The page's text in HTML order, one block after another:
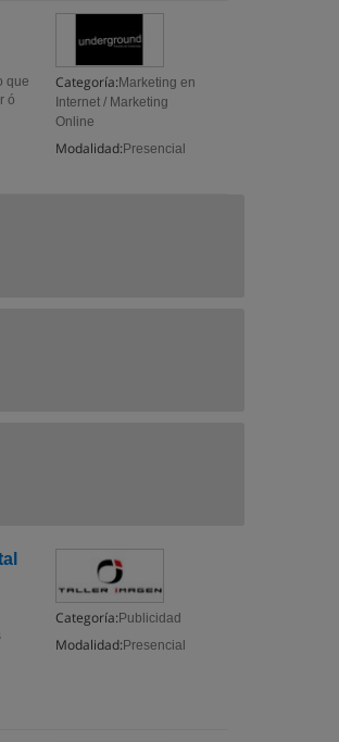
Categoría: Marketing en
Internet / Marketing
Online
Modalidad: Presencial
que
ó
Categoría: Publicidad
Modalidad: Presencial